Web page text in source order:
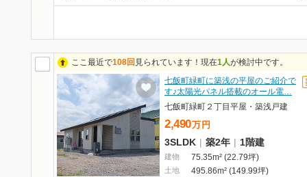
ここ最近で108回 見られています！現在1人が検討中です。
七飯町緑町に築浅の平屋のご紹介で
す♪太陽光パネル搭載のオール電…
七飯町緑町２丁目平屋・築浅戸建
2,490万 円
3SLDK | 築2年 | 1階建
建物 75.35m² (22.79坪)
土地 495.86m² (149.99坪)